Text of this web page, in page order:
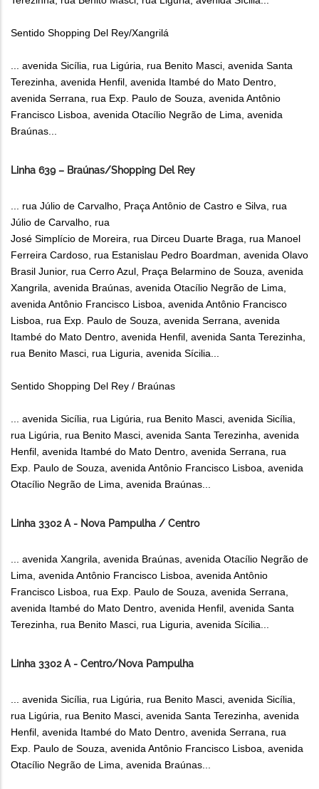
Sentido Shopping Del Rey/Xangrilá
... avenida Sicília, rua Ligúria, rua Benito Masci, avenida Santa
Terezinha, avenida Henfil, avenida Itambé do Mato Dentro,
avenida Serrana, rua Exp. Paulo de Souza, avenida Antônio
Francisco Lisboa, avenida Otacílio Negrão de Lima, avenida
Braúnas...
Linha 639 – Braúnas/Shopping Del Rey
... rua Júlio de Carvalho, Praça Antônio de Castro e Silva, rua
Júlio de Carvalho, rua
José Simplício de Moreira, rua Dirceu Duarte Braga, rua Manoel
Ferreira Cardoso, rua Estanislau Pedro Boardman, avenida Olavo
Brasil Junior, rua Cerro Azul, Praça Belarmino de Souza, avenida
Xangrila, avenida Braúnas, avenida Otacílio Negrão de Lima,
avenida Antônio Francisco Lisboa, avenida Antônio Francisco
Lisboa, rua Exp. Paulo de Souza, avenida Serrana, avenida
Itambé do Mato Dentro, avenida Henfil, avenida Santa Terezinha,
rua Benito Masci, rua Liguria, avenida Sícilia...
Sentido Shopping Del Rey / Braúnas
... avenida Sicília, rua Ligúria, rua Benito Masci, avenida Sicília,
rua Ligúria, rua Benito Masci, avenida Santa Terezinha, avenida
Henfil, avenida Itambé do Mato Dentro, avenida Serrana, rua
Exp. Paulo de Souza, avenida Antônio Francisco Lisboa, avenida
Otacílio Negrão de Lima, avenida Braúnas...
Linha 3302 A - Nova Pampulha / Centro
... avenida Xangrila, avenida Braúnas, avenida Otacílio Negrão de
Lima, avenida Antônio Francisco Lisboa, avenida Antônio
Francisco Lisboa, rua Exp. Paulo de Souza, avenida Serrana,
avenida Itambé do Mato Dentro, avenida Henfil, avenida Santa
Terezinha, rua Benito Masci, rua Liguria, avenida Sícilia...
Linha 3302 A - Centro/Nova Pampulha
... avenida Sicília, rua Ligúria, rua Benito Masci, avenida Sicília,
rua Ligúria, rua Benito Masci, avenida Santa Terezinha, avenida
Henfil, avenida Itambé do Mato Dentro, avenida Serrana, rua
Exp. Paulo de Souza, avenida Antônio Francisco Lisboa, avenida
Otacílio Negrão de Lima, avenida Braúnas...